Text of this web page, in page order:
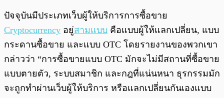
ปัจจุบันมีประเภทเว็บผู้ให้บริการการซื้อขาย
Cryptocurrency อยู่สามแบบ คือแบบผู้ให้แลกเปลี่ยน, แบบ
กระดานซื้อขาย และแบบ OTC โดยรายงานของพวกเขา
กล่าวว่า “การซื้อขายแบบ OTC มักจะไม่มีสถานที่ซื้อขาย
แบบตายตัว, ระบบสมาชิก และกฎที่แน่นหนา ธุรกรรมมัก
จะถูกทำผ่านเว็บผู้ให้บริการ หรือแลกเปลี่ยนกันเองแบบ